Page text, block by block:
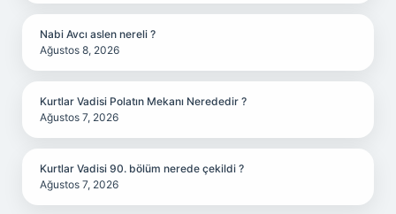
Nabi Avcı aslen nereli ?
Ağustos 8, 2026
Kurtlar Vadisi Polatın Mekanı Nerededir ?
Ağustos 7, 2026
Kurtlar Vadisi 90. bölüm nerede çekildi ?
Ağustos 7, 2026